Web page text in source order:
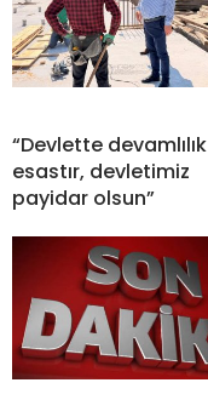
“Devlette devamlılık
esastır, devletimiz
payidar olsun”